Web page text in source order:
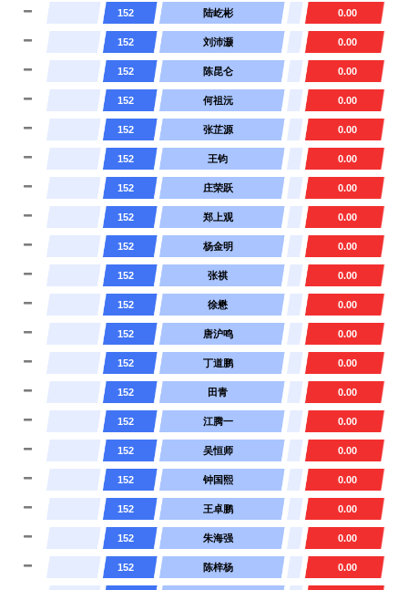
152 陆屹彬 0.00
152 刘沛灏 0.00
152 陈昆仑 0.00
152 何祖沅 0.00
152 张芷源 0.00
152 王钧 0.00
152 庄荣跃 0.00
152 郑上观 0.00
152 杨金明 0.00
152 张祺 0.00
152 徐懋 0.00
152 唐沪鸣 0.00
152 丁道鹏 0.00
152 田青 0.00
152 江腾一 0.00
152 吴恒师 0.00
152 钟国熙 0.00
152 王卓鹏 0.00
152 朱海强 0.00
152 陈梓杨 0.00